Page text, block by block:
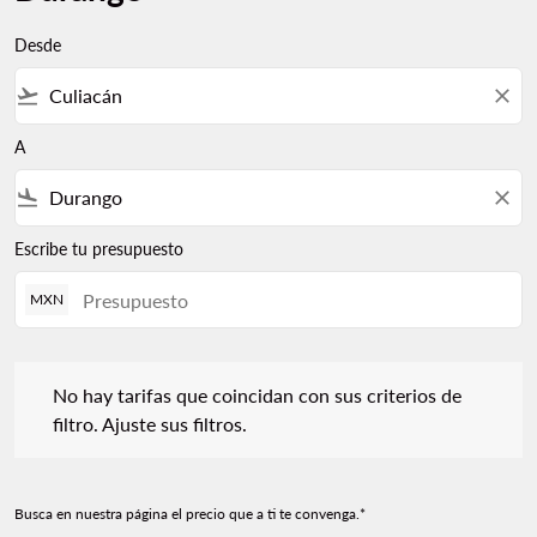
Desde
flight_takeoff close
A
flight_land close
Escribe tu presupuesto
MXN
No hay tarifas que coincidan con sus criterios de
filtro. Ajuste sus filtros.
Busca en nuestra página el precio que a ti te convenga.*